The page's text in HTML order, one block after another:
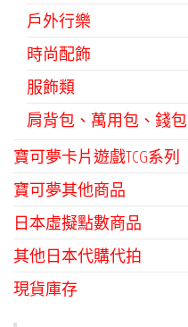
戶外行樂
時尚配飾
服飾類
肩背包、萬用包、錢包
寶可夢卡片遊戲TCG系列
寶可夢其他商品
日本虛擬點數商品
其他日本代購代拍
現貨庫存